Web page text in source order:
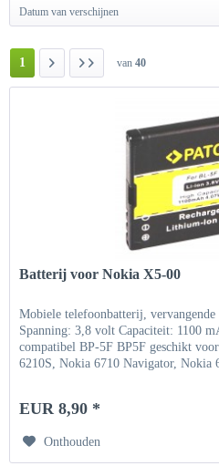
Datum van verschijnen
1 van 40
Batterij voor Nokia X5-00
Mobiele telefoonbatterij,
Spanning: 3,8 volt Capaciteit: 1100
compatibel BP-5F BP5F geschikt
6210S, Nokia 6710 Navigator, Nokia
EUR 8,90 *
Onthouden